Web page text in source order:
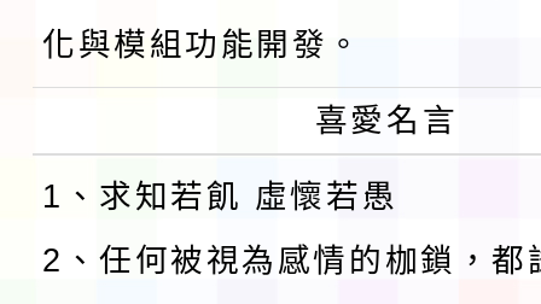
化與模組功能開發。
喜愛名言
1、求知若飢 虛懷若愚
2、任何被視為感情的枷鎖，都